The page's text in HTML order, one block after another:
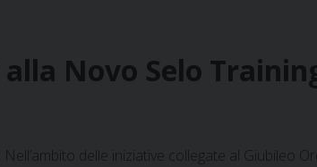
Novo Selo
Nell’ambito delle iniziative collegate al Giubileo